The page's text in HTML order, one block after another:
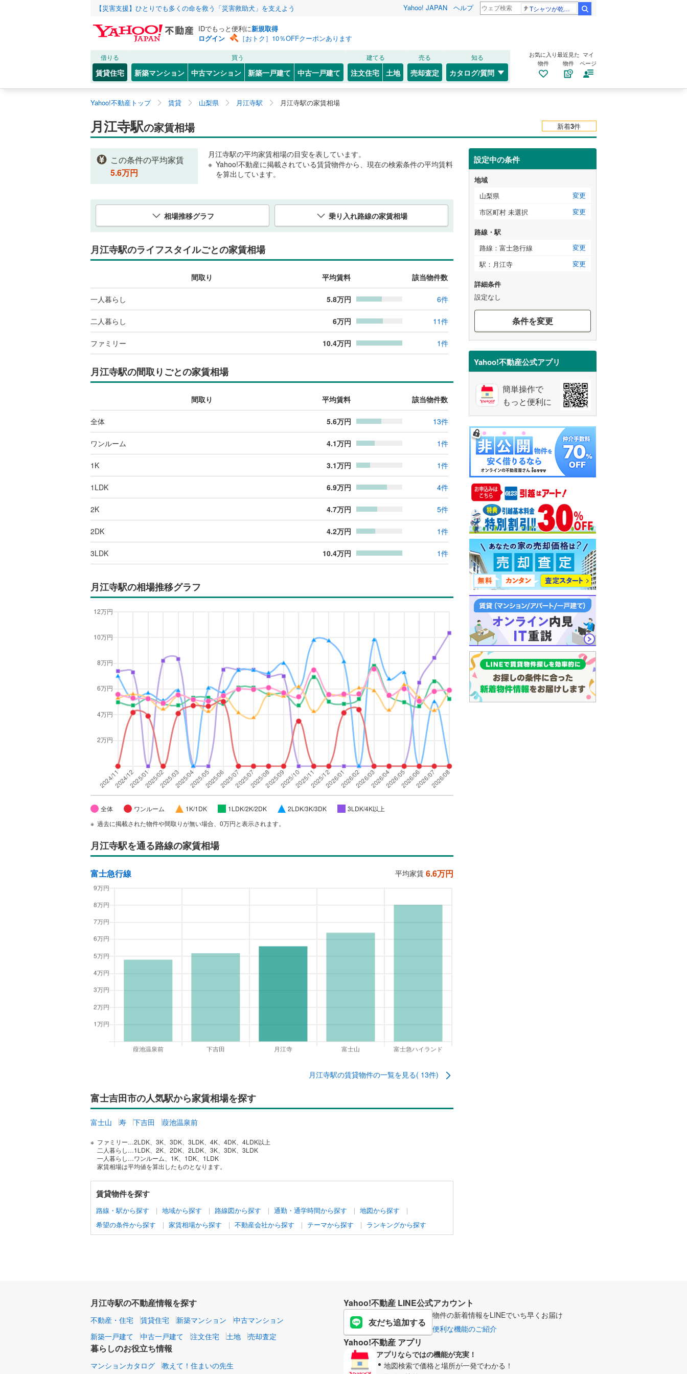
【災害支援】ひとりでも多くの命を救う「災害救助犬」を支えよう Yahoo! JAPAN ヘルプ Tシャツが乾くまで 樹生
IDでもっと便利に新規取得
ログイン
［おトク］10％OFFクーポンあります
借りる
賃貸住宅
買う
新築マンション 中古マンション 新築一戸建て 中古一戸建て
建てる
注文住宅 土地
売る
売却査定
知る
カタログ/質問
お気に入り
物件
最近見た
物件
マイ
ページ
Yahoo!不動産トップ 賃貸 山梨県 月江寺駅 月江寺駅の家賃相場
月江寺駅の家賃相場 新着3件
この条件の平均家賃
5.6万円
月江寺駅の平均家賃相場の目安を表しています。
Yahoo!不動産に掲載されている賃貸物件から、現在の検索条件の平均賃料
を算出しています。
相場推移グラフ 乗り入れ路線の家賃相場
月江寺駅のライフスタイルごとの家賃相場
間取り 平均賃料 該当物件数
一人暮らし 5.8万円 6件
二人暮らし 6万円 11件
ファミリー 10.4万円 1件
月江寺駅の間取りごとの家賃相場
間取り 平均賃料 該当物件数
全体 5.6万円 13件
ワンルーム 4.1万円 1件
1K 3.1万円 1件
1LDK 6.9万円 4件
2K 4.7万円 5件
2DK 4.2万円 1件
3LDK 10.4万円 1件
月江寺駅の相場推移グラフ
全体 ワンルーム 1K/1DK 1LDK/2K/2DK 2LDK/3K/3DK
3LDK/4K以上
過去に掲載された物件や間取りが無い場合、0万円と表示されます。
月江寺駅を通る路線の家賃相場
富士急行線 平均家賃 6.6万円
月江寺駅の賃貸物件の一覧を見る( 13件)
富士吉田市の人気駅から家賃相場を探す
富士山 寿 下吉田 葭池温泉前
ファミリー…2LDK、3K、3DK、3LDK、4K、4DK、4LDK以上
二人暮らし…1LDK、2K、2DK、2LDK、3K、3DK、3LDK
一人暮らし…ワンルーム、1K、1DK、1LDK
家賃相場は平均値を算出したものとなります。
賃貸物件を探す
路線・駅から探す 地域から探す 路線図から探す 通勤・通学時間から探す
地図から探す
希望の条件から探す
家賃相場から探す 不動産会社から探す テーマから探す ランキングから探す
設定中の条件
地域
山梨県
変更
市区町村 未選択
変更
路線・駅
路線：富士急行線
変更
駅：月江寺
変更
詳細条件
設定なし
条件を変更
Yahoo!不動産公式アプリ
簡単操作で
もっと便利に
月江寺駅の不動産情報を探す
不動産・住宅 賃貸住宅 新築マンション
中古マンション
新築一戸建て
中古一戸建て 注文住宅 土地 売却査定
暮らしのお役立ち情報
マンションカタログ 教えて！住まいの先生
Yahoo!不動産 LINE公式アカウント
友だち追加する
物件の新着情報をLINEでいち早くお届け
便利な機能のご紹介
Yahoo!不動産 アプリ
アプリならではの機能が充実！
地図検索で価格と場所が一発でわかる！